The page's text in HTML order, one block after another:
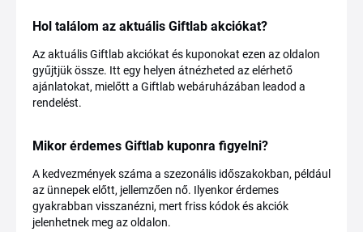
Hol találom az aktuális Giftlab akciókat?
Az aktuális Giftlab akciókat és kuponokat ezen az oldalon
gyűjtjük össze. Itt egy helyen átnézheted az elérhető
ajánlatokat, mielőtt a Giftlab webáruházában leadod a
rendelést.
Mikor érdemes Giftlab kuponra figyelni?
A kedvezmények száma a szezonális időszakokban, például
az ünnepek előtt, jellemzően nő. Ilyenkor érdemes
gyakrabban visszanézni, mert friss kódok és akciók
jelenhetnek meg az oldalon.